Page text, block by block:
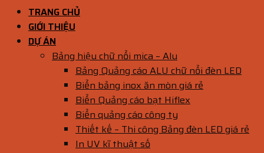
TRANG CHỦ
GIỚI THIỆU
DỰ ÁN
Bảng hiệu chữ nổi mica – Alu
Bảng Quảng cáo ALU chữ nổi đèn LED
Biển bảng inox ăn mòn giá rẻ
Biển Quảng cáo bạt Hiflex
Biển quảng cáo công ty
Thiết kế – Thi công Bảng đèn LED giá rẻ
In UV kĩ thuật số